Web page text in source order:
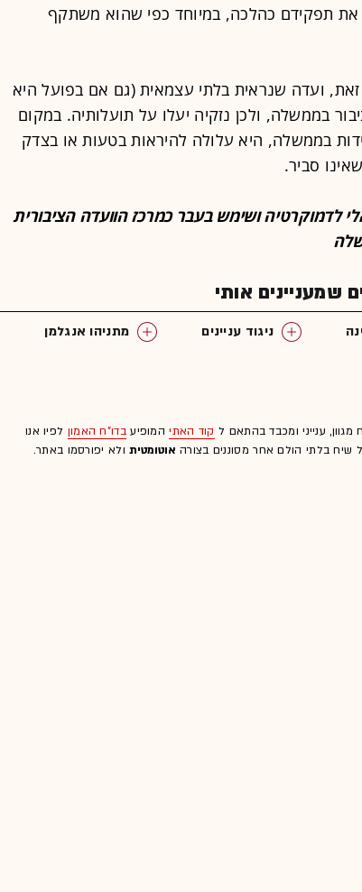
את תפקידם כהלכה, במיוחד כפי שהוא משתקף
ועדה שנראית בלתי עצמאית (גם אם בפועל היא
בממשלה, ולכן נזקיה יעלו על תועלותיה. במקום
בממשלה, היא עלולה להיראות בטעות או בצדק
סביר.
לדמוקרטיה ושימש בעבר כמרכז הוועדה הציבורית
שמעניינים אותי
ניגוד עניינים מתניהו אנגלמן
ענייני ומכבד בהתאם ל קוד האתיהמופיעבדו"ח האמון לפיו אנו
שיח בלתי הולם אחר מסוננים בצורה אוטומטיתולא יפורסמו באתר.